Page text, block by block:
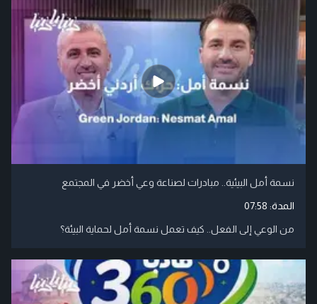
نسمة أمل البيئية.. مبادرات لصناعة وعي أخضر في المجتمع
المدة: 07:58
من الوعي إلى الفعل.. كيف تعمل نسمة أمل لحماية البيئة؟